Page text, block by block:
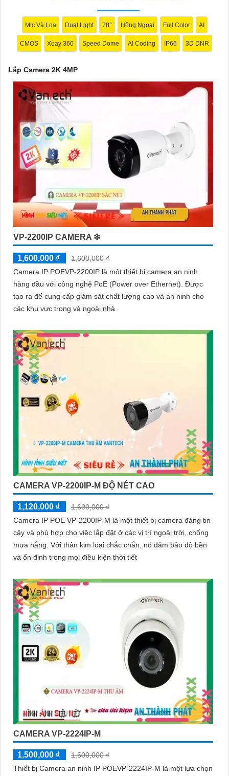
Mic Và Loa Dual Light 78° Hồng Ngoại Full Color AI
CMOS Xoay 360 Speed Dome AI Coding IP66 3D DNR
Lắp Camera 2K 4MP
VP-2200IP CAMERA ❇
1,600,000 ₫
1,600,000 ₫
Camera IP POEVP-2200IP là một thiết bị camera an ninh
hàng đầu với công nghệ PoE (Power over Ethernet). Được
tạo ra để cung cấp giám sát chất lượng cao và an ninh cho
các khu vực trong và ngoài nhà
CAMERA VP-2200IP-M ĐỘ NÉT CAO
1,120,000 ₫
1,600,000 ₫
Camera IP POE VP-2200IP-M là một thiết bị camera đáng tin
cậy và phù hợp cho việc lắp đặt ở các vị trí ngoài trời, chống
mưa nắng. Với thân kim loại chắc chắn, nó đảm bảo độ bền
và ổn định trong mọi điều kiện thời tiết
CAMERA VP-2224IP-M
1,500,000 ₫
1,500,000 ₫
Thiết bị Camera an ninh IP POEVP-2224IP-M là một lựa chọn